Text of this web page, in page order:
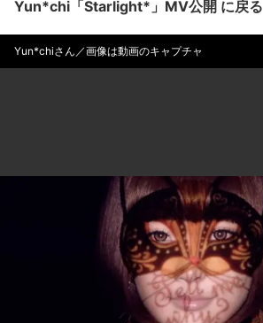
Yun*chi「Starlight*」MV公開 に戻る
Yun*chiさん／画像は動画のキャプチャ